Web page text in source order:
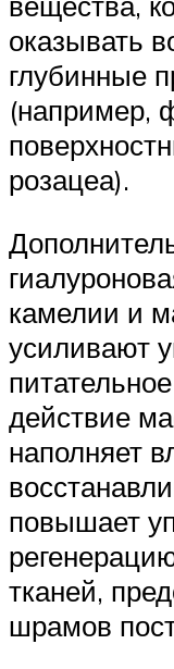
оказывать
глубинные
(например,
розацеа).
камелии и
усиливают
действие
наполняет
повышает
тканей,
шрамов